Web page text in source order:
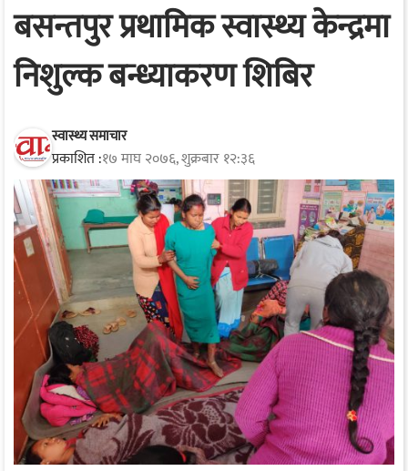
बसन्तपुर प्रथामिक स्वास्थ्य केन्द्रमा
निशुल्क बन्ध्याकरण शिबिर
स्वास्थ्य समाचार
प्रकाशित :१७ माघ २०७६, शुक्रबार १२:३६